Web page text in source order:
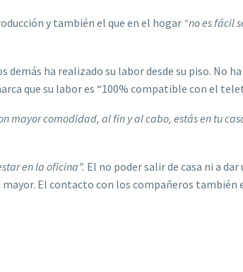
y también el que en el hogar “no es fácil
demás ha realizado su labor desde su piso. No
que su labor es “100% compatible con el
comodidad, al fin y al cabo, estás en tu
en la oficina”. El no poder salir de casa ni a
El contacto con los compañeros también